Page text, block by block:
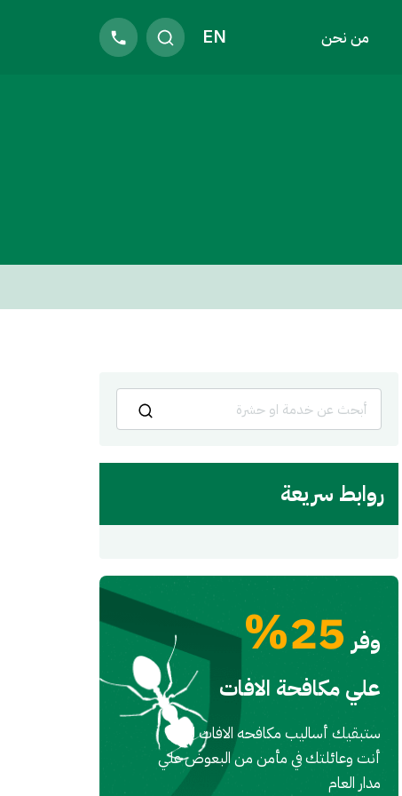
من نحن EN
روابط سريعة
وفر 25%
علي مكافحة الافات
ستبقيك أساليب مكافحه الافات لدينا
أنت وعائلتك في مأمن من البعوض علي
مدار العام